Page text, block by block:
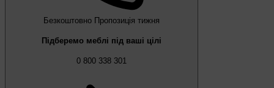
Безкоштовно Пропозиція тижня
Підберемо меблі під ваші цілі
0 800 338 301